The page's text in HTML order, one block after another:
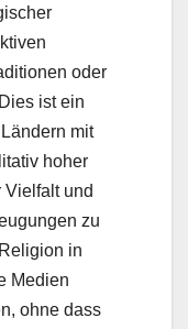
oder
ist ein
mit
hoher
und
zu
in
Medien
ohne dass